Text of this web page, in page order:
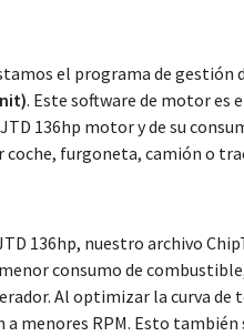
el programa de
. Este software de motor es
136hp motor y de su
coche, furgoneta, camión o
136hp, nuestro archivo
consumo de
Al optimizar la curva de
menores RPM. Esto también